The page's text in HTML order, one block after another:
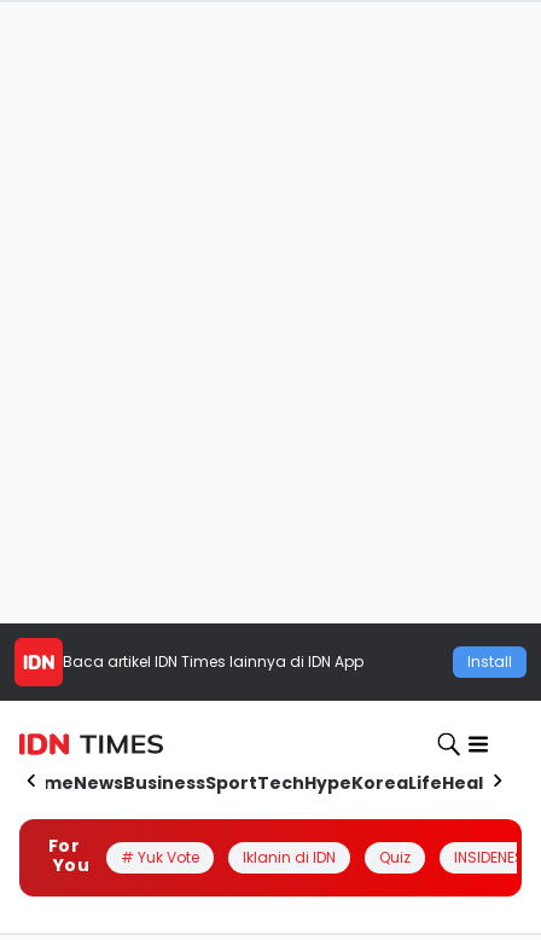
Baca artikel IDN Times lainnya di IDN App Install
HomeNewsBusinessSportTechHypeKoreaLifeHealth
For
You
# Yuk Vote Iklanin di IDN Quiz INSIDENESIA